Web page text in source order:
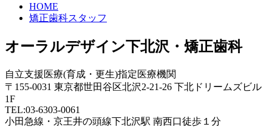
HOME
矯正歯科スタッフ
オーラルデザイン下北沢・矯正歯科
自立支援医療(育成・更生)指定医療機関
〒155-0031 東京都世田谷区北沢2-21-26 下北ドリームズビル
1F
TEL:03-6303-0061
小田急線・京王井の頭線下北沢駅 南西口徒歩１分